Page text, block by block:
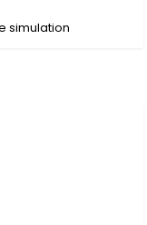
simulation